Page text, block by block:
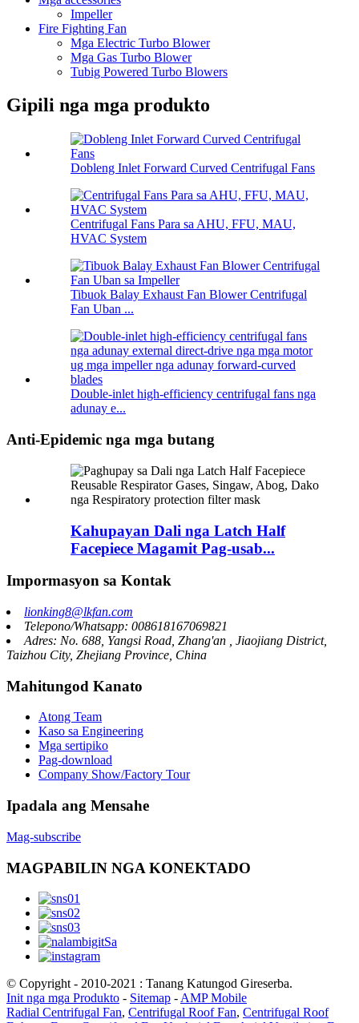
Impeller
Fire Fighting Fan
Mga Electric Turbo Blower
Mga Gas Turbo Blower
Tubig Powered Turbo Blowers
Gipili nga mga produkto
Dobleng Inlet Forward Curved Centrifugal Fans
Centrifugal Fans Para sa AHU, FFU, MAU,
HVAC System
Tibuok Balay Exhaust Fan Blower Centrifugal
Fan Uban ...
Double-inlet high-efficiency centrifugal fans nga
adunay e...
Anti-Epidemic nga mga butang
Kahupayan Dali nga Latch Half
Facepiece Magamit Pag-usab...
Impormasyon sa Kontak
lionking8@lkfan.com
Telepono/Whatsapp: 008618167069821
Adres: No. 688, Yangsi Road, Zhang'an , Jiaojiang District,
Taizhou City, Zhejiang Province, China
Mahitungod Kanato
Atong Team
Kaso sa Engineering
Mga sertipiko
Pag-download
Company Show/Factory Tour
Ipadala ang Mensahe
Mag-subscribe
MAGPABILIN NGA KONEKTADO
© Copyright - 2010-2021 : Tanang Katungod Gireserba.
Init nga mga Produkto - Sitemap - AMP Mobile
Radial Centrifugal Fan, Centrifugal Roof Fan, Centrifugal Roof